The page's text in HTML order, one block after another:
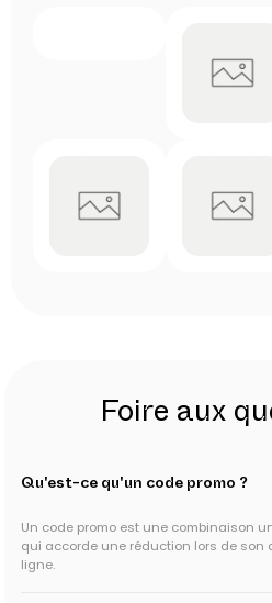
Foire aux
Qu'est-ce qu'un code promo ?
Un code promo est une combinaison
qui accorde une réduction lors de son
ligne.